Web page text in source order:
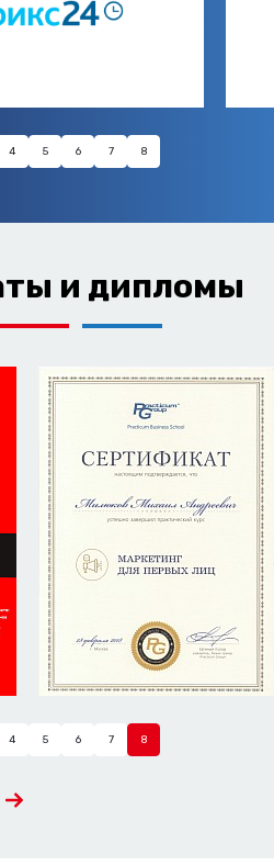
4 5 6 7 8
и дипломы
4 5 6 7 8